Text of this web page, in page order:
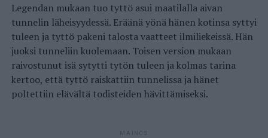
Legendan mukaan tuo tyttö asui maatilalla aivan
tunnelin läheisyydessä. Eräänä yönä hänen kotinsa syttyi
tuleen ja tyttö pakeni talosta vaatteet ilmiliekeissä. Hän
juoksi tunneliin kuolemaan. Toisen version mukaan
raivostunut isä sytytti tytön tuleen ja kolmas tarina
kertoo, että tyttö raiskattiin tunnelissa ja hänet
poltettiin elävältä todisteiden hävittämiseksi.
MAINOS